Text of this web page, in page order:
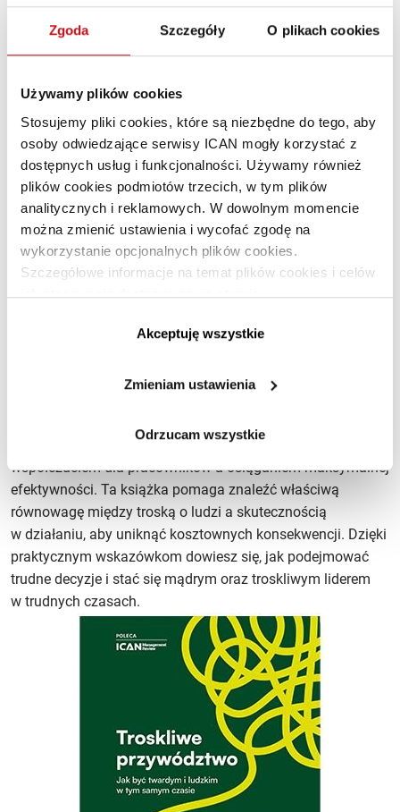
Zgoda Szczegóły O plikach cookies
Używamy plików cookies
Stosujemy pliki cookies, które są niezbędne do tego, aby
osoby odwiedzające serwisy ICAN mogły korzystać z
dostępnych usług i funkcjonalności. Używamy również
plików cookies podmiotów trzecich, w tym plików
analitycznych i reklamowych. W dowolnym momencie
można zmienić ustawienia i wycofać zgodę na
wykorzystanie opcjonalnych plików cookies.
Szczegółowe informacje na temat plików cookies i celów
ich stosowania dostępne są na stronie
Akceptuję wszystkie
Zmieniam ustawienia
Odrzucam wszystkie
Troskliwe przywództwo. Jak być twardym
Hougaard, Jacqueline Carter
Odkryj nowy model przywództwa, który koncentruje się na
to trudna sztuka, wymagająca balansowania między
współczuciem dla pracowników a osiąganiem maksymalnej
efektywności. Ta książka pomaga znaleźć właściwą
równowagę między troską o ludzi a skutecznością
w działaniu, aby uniknąć kosztownych konsekwencji. Dzięki
praktycznym wskazówkom dowiesz się, jak podejmować
trudne decyzje i stać się mądrym oraz troskliwym liderem
w trudnych czasach.